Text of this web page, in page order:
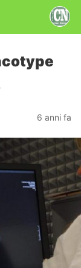
6 anni fa